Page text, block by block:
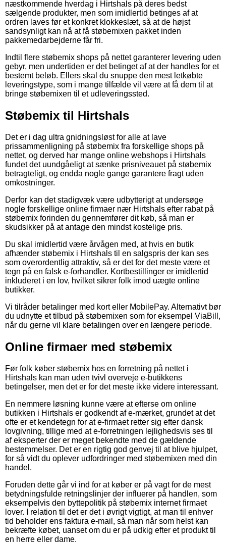
næstkommende hverdag i Hirtshals på deres bedst
sælgende produkter, men som imidlertid betinges af at
ordren laves før et konkret klokkeslæt, så at de højst
sandsynligt kan nå at få støbemixen pakket inden
pakkemedarbejderne får fri.
Indtil flere støbemix shops på nettet garanterer levering uden
gebyr, men undertiden er det betinget af at der handles for et
bestemt beløb. Ellers skal du snuppe den mest letkøbte
leveringstype, som i mange tilfælde vil være at få dem til at
bringe støbemixen til et udleveringssted.
Støbemix til Hirtshals
Det er i dag ultra gnidningsløst for alle at lave
prissammenligning på støbemix fra forskellige shops på
nettet, og derved har mange online webshops i Hirtshals
fundet det uundgåeligt at sænke prisniveauet på støbemix
betragteligt, og endda nogle gange garantere fragt uden
omkostninger.
Derfor kan det stadigvæk være udbytterigt at undersøge
nogle forskellige online firmaer nær Hirtshals efter rabat på
støbemix forinden du gennemfører dit køb, så man er
skudsikker på at antage den mindst kostelige pris.
Du skal imidlertid være årvågen med, at hvis en butik
afhænder støbemix i Hirtshals til en salgspris der kan ses
som overordentlig attraktiv, så er det for det meste være et
tegn på en falsk e-forhandler. Kortbestillinger er imidlertid
inkluderet i en lov, hvilket sikrer folk imod uægte online
butikker.
Vi tilråder betalinger med kort eller MobilePay. Alternativt bør
du udnytte et tilbud på støbemixen som for eksempel ViaBill,
når du gerne vil klare betalingen over en længere periode.
Online firmaer med støbemix
Før folk køber støbemix hos en forretning på nettet i
Hirtshals kan man uden tvivl overveje e-butikkens
betingelser, men det er for det meste ikke videre interessant.
En nemmere løsning kunne være at efterse om online
butikken i Hirtshals er godkendt af e-mærket, grundet at det
ofte er et kendetegn for at e-firmaet retter sig efter dansk
lovgivning, tillige med at e-forretningen lejlighedsvis ses til
af eksperter der er meget bekendte med de gældende
bestemmelser. Det er en rigtig god genvej til at blive hjulpet,
for så vidt du oplever udfordringer med støbemixen med din
handel.
Foruden dette går vi ind for at køber er på vagt for de mest
betydningsfulde retningslinjer der influerer på handlen, som
eksempelvis den byttepolitik på støbemix internet firmaet
lover. I relation til det er det i øvrigt vigtigt, at man til enhver
tid beholder ens faktura e-mail, så man når som helst kan
bekræfte købet, uanset om du er på udkig efter et produkt til
en herre eller dame.